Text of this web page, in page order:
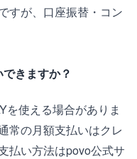
すが、口座振替・コン
きますか？
を使える場合がありま
常の月額支払いはクレ
払い方法はpovo公式サ